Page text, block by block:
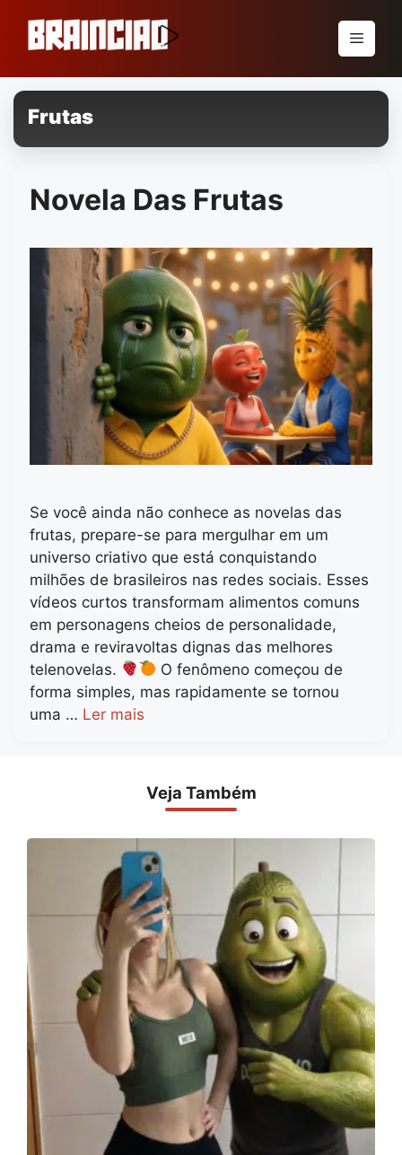
conteúdo
Menu
Frutas
Novela Das Frutas
Se você ainda não conhece as novelas das
frutas, prepare-se para mergulhar em um
universo criativo que está conquistando
milhões de brasileiros nas redes sociais. Esses
vídeos curtos transformam alimentos comuns
em personagens cheios de personalidade,
drama e reviravoltas dignas das melhores
telenovelas.
O fenômeno começou de
forma simples, mas rapidamente se tornou
uma … Ler mais
Veja Também